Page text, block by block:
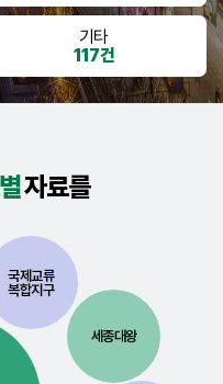
기타
117건
자료를
국제교류
복합지구
세종대왕